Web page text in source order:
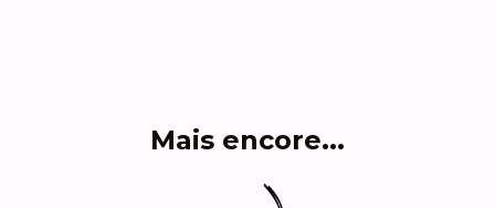
Mais encore...